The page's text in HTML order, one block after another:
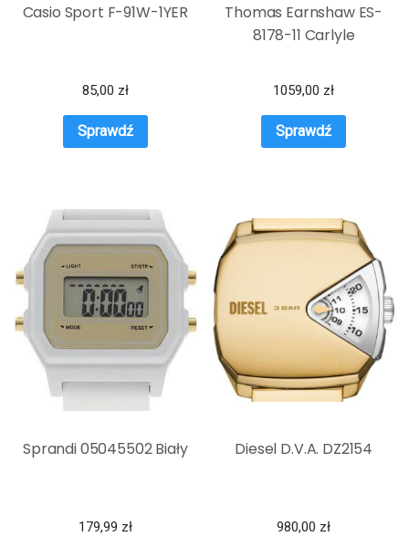
Casio Sport F-91W-1YER
85,00 zł
Sprawdź
Thomas Earnshaw ES-
8178-11 Carlyle
1059,00 zł
Sprawdź
Sprandi 05045502 Biały
179,99 zł
Diesel D.V.A. DZ2154
980,00 zł